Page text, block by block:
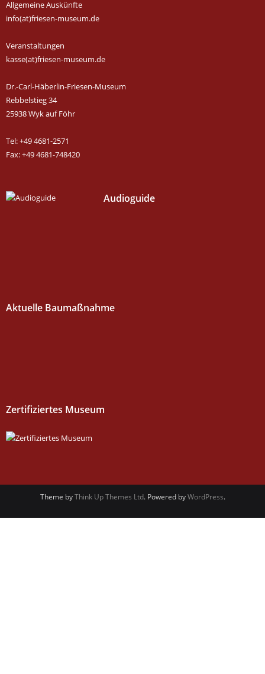
Allgemeine Auskünfte
info(at)friesen-museum.de
Veranstaltungen
kasse(at)friesen-museum.de
Dr.-Carl-Häberlin-Friesen-Museum
Rebbelstieg 34
25938 Wyk auf Föhr
Tel: +49 4681-2571
Fax: +49 4681-748420
Audioguide
Aktuelle Baumaßnahme
Zertifiziertes Museum
Theme byThink Up Themes Ltd. Powered byWordPress.